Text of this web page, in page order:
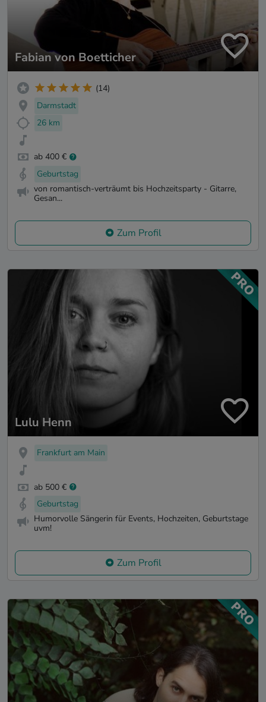
Fabian von Boetticher
(14)
Darmstadt
26 km
ab 400 €
Geburtstag
von romantisch-verträumt bis Hochzeitsparty - Gitarre,
Gesan...
Zum Profil
Lulu Henn
Frankfurt am Main
ab 500 €
Geburtstag
Humorvolle Sängerin für Events, Hochzeiten, Geburtstage
uvm!
Zum Profil